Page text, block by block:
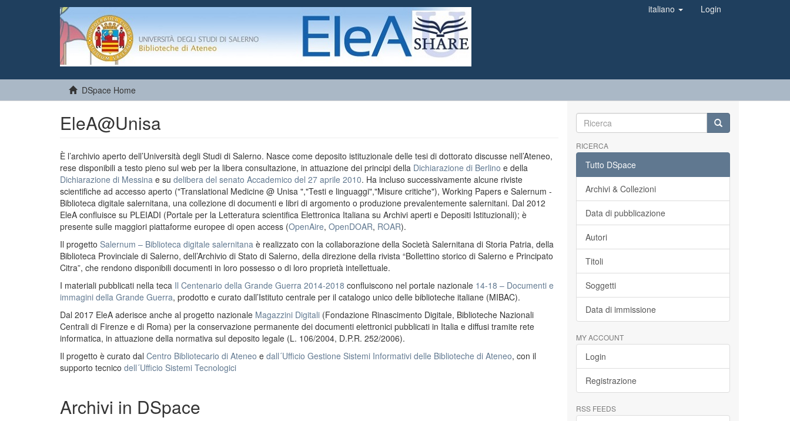
italiano Login
DSpace Home
EleA@Unisa
È l’archivio aperto dell’Università degli Studi di Salerno. Nasce come deposito istituzionale delle tesi di dottorato discusse nell’Ateneo,
rese disponibili a testo pieno sul web per la libera consultazione, in attuazione dei principi della Dichiarazione di Berlino e della
Dichiarazione di Messina e su delibera del senato Accademico del 27 aprile 2010. Ha incluso successivamente alcune riviste
scientifiche ad accesso aperto ("Translational Medicine @ Unisa ","Testi e linguaggi","Misure critiche"), Working Papers e Salernum -
Biblioteca digitale salernitana, una collezione di documenti e libri di argomento o produzione prevalentemente salernitani. Dal 2012
EleA confluisce su PLEIADI (Portale per la Letteratura scientifica Elettronica Italiana su Archivi aperti e Depositi Istituzionali); è
presente sulle maggiori piattaforme europee di open access (OpenAire, OpenDOAR, ROAR).
Il progetto Salernum – Biblioteca digitale salernitana è realizzato con la collaborazione della Società Salernitana di Storia Patria, della
Biblioteca Provinciale di Salerno, dell’Archivio di Stato di Salerno, della direzione della rivista “Bollettino storico di Salerno e Principato
Citra”, che rendono disponibili documenti in loro possesso o di loro proprietà intellettuale.
I materiali pubblicati nella teca Il Centenario della Grande Guerra 2014-2018 confluiscono nel portale nazionale 14-18 – Documenti e
immagini della Grande Guerra, prodotto e curato dall’Istituto centrale per il catalogo unico delle biblioteche italiane (MIBAC).
Dal 2017 EleA aderisce anche al progetto nazionale Magazzini Digitali (Fondazione Rinascimento Digitale, Biblioteche Nazionali
Centrali di Firenze e di Roma) per la conservazione permanente dei documenti elettronici pubblicati in Italia e diffusi tramite rete
informatica, in attuazione della normativa sul deposito legale (L. 106/2004, D.P.R. 252/2006).
Il progetto è curato dal Centro Bibliotecario di Ateneo e dall´Ufficio Gestione Sistemi Informativi delle Biblioteche di Ateneo, con il
supporto tecnico dell´Ufficio Sistemi Tecnologici
Archivi in DSpace
RICERCA
Tutto DSpace
Archivi & Collezioni
Data di pubblicazione
Autori
Titoli
Soggetti
Data di immissione
MY ACCOUNT
Login
Registrazione
RSS FEEDS